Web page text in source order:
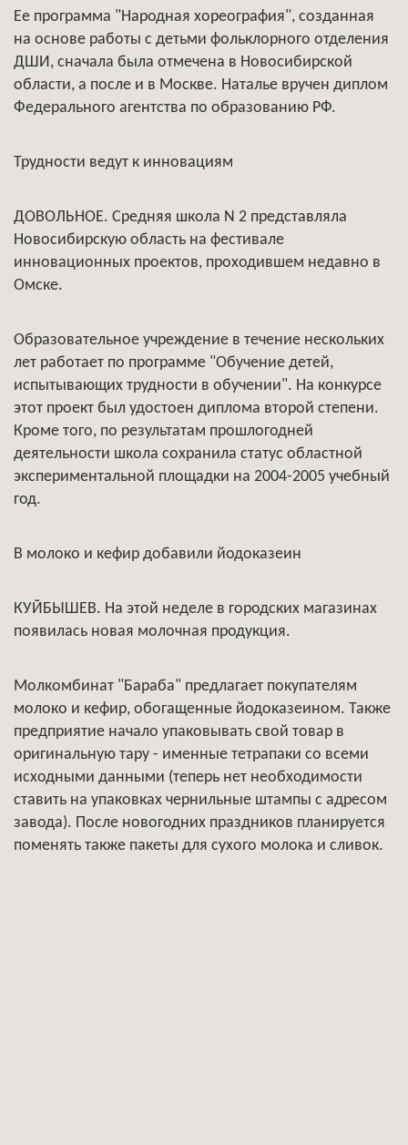
Ее программа "Народная хореография", созданная
на основе работы с детьми фольклорного отделения
ДШИ, сначала была отмечена в Новосибирской
области, а после и в Москве. Наталье вручен диплом
Федерального агентства по образованию РФ.
Трудности ведут к инновациям
ДОВОЛЬНОЕ. Средняя школа N 2 представляла
Новосибирскую область на фестивале
инновационных проектов, проходившем недавно в
Омске.
Образовательное учреждение в течение нескольких
лет работает по программе "Обучение детей,
испытывающих трудности в обучении". На конкурсе
этот проект был удостоен диплома второй степени.
Кроме того, по результатам прошлогодней
деятельности школа сохранила статус областной
экспериментальной площадки на 2004-2005 учебный
год.
В молоко и кефир добавили йодоказеин
КУЙБЫШЕВ. На этой неделе в городских магазинах
появилась новая молочная продукция.
Молкомбинат "Бараба" предлагает покупателям
молоко и кефир, обогащенные йодоказеином. Также
предприятие начало упаковывать свой товар в
оригинальную тару - именные тетрапаки со всеми
исходными данными (теперь нет необходимости
ставить на упаковках чернильные штампы с адресом
завода). После новогодних праздников планируется
поменять также пакеты для сухого молока и сливок.